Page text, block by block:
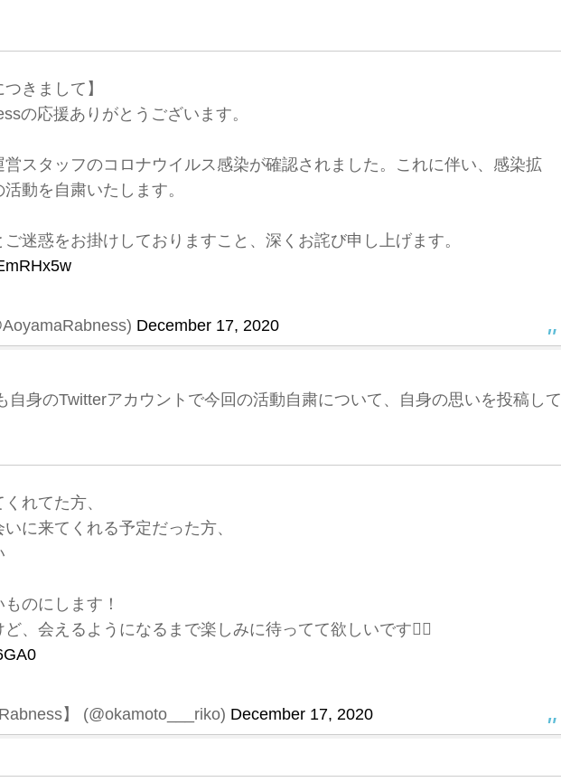
きまして】
の応援ありがとうございます。
スタッフのコロナウイルス感染が確認されました。これに伴い、感染拡
動を自粛いたします。
迷惑をお掛けしておりますこと、深くお詫び申し上げます。
December 17, 2020
自身のTwitterアカウントで今回の活動自粛について、自身の思いを投稿して
れてた方、
に来てくれる予定だった方、
のにします！
、会えるようになるまで楽しみに待ってて欲しいです🙇‍♀️
】 (@okamoto___riko) December 17, 2020